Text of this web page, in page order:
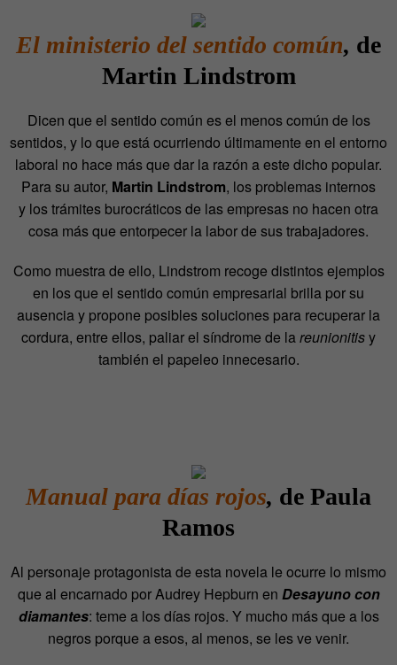
El ministerio del sentido común, de
Martin Lindstrom
Dicen que el sentido común es el menos común de los
sentidos, y lo que está ocurriendo últimamente en el entorno
laboral no hace más que dar la razón a este dicho popular.
Para su autor, Martin Lindstrom, los problemas internos
y los trámites burocráticos de las empresas no hacen otra
cosa más que entorpecer la labor de sus trabajadores.
Como muestra de ello, Lindstrom recoge distintos ejemplos
en los que el sentido común empresarial brilla por su
ausencia y propone posibles soluciones para recuperar la
cordura, entre ellos, paliar el síndrome de lareunionitisy
también el papeleo innecesario.
Manual para días rojos, de Paula
Ramos
Al personaje protagonista de esta novela le ocurre lo mismo
que al encarnado por Audrey Hepburn en Desayuno con
diamantes: teme a los días rojos. Y mucho más que a los
negros porque a esos, al menos, se les ve venir.